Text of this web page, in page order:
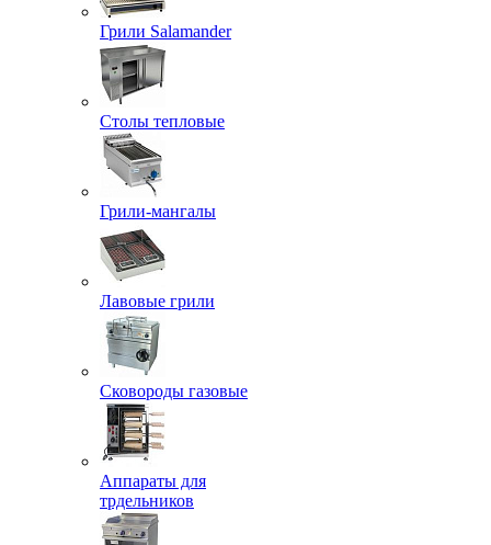
Грили Salamander
Столы тепловые
Грили-мангалы
Лавовые грили
Сковороды газовые
Аппараты для
трдельников